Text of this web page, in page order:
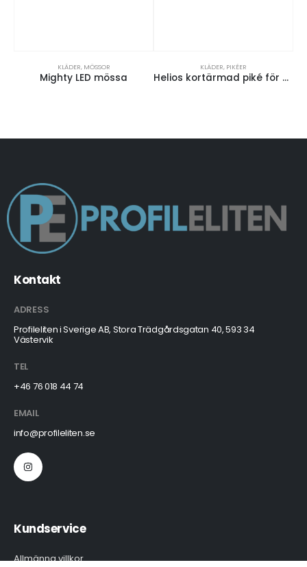
KLÄDER, MÖSSOR
Mighty LED mössa
KLÄDER, PIKÉER
Helios kortärmad piké för män
Kontakt
ADRESS
Profileliten i Sverige AB, Stora Trädgårdsgatan 40, 593 34
Västervik
TEL
+46 76 018 44 74
EMAIL
info@profileliten.se
Kundservice
Allmänna villkor